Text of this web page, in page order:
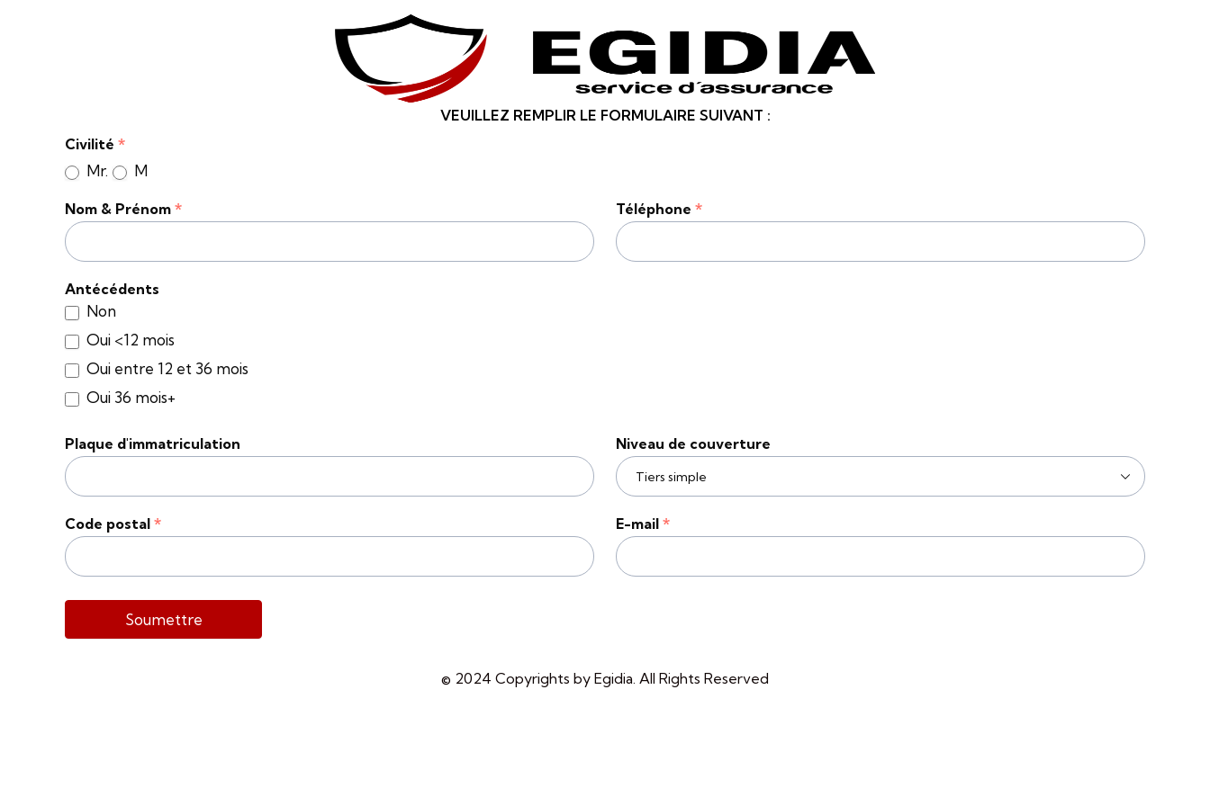
VEUILLEZ REMPLIR LE FORMULAIRE SUIVANT :
Formulaire
Auto
Civilité *
Mr. M
Nom & Prénom * Téléphone *
Antécédents
Non
Oui <12 mois
Oui entre 12 et 36 mois
Oui 36 mois+
Plaque d'immatriculation Niveau de couverture
Code postal * E-mail *
Soumettre
© 2024 Copyrights by Egidia. All Rights Reserved